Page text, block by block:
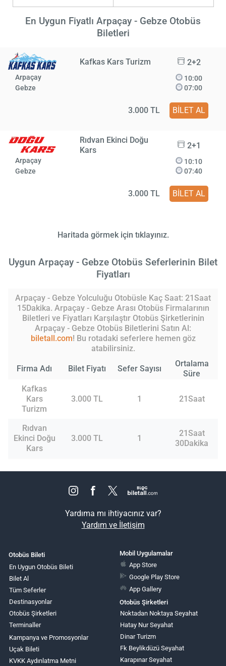
En Uygun Fiyatlı Arpaçay - Gebze Otobüs
Biletleri
Kafkas Kars Turizm 2+2
Arpaçay
Gebze
10:00
07:00
3.000 TL BİLET AL
Rıdvan Ekinci Doğu
Kars
2+1
Arpaçay
Gebze
10:10
07:40
3.000 TL BİLET AL
Haritada görmek için tıklayınız.
Uygun Arpaçay - Gebze Otobüs Seferlerinin Bilet
Fiyatları
Arpaçay - Gebze Yolculuğu Otobüsle Kaç Saat: 21Saat
15Dakika. Arpaçay - Gebze Arası Otobüs Firmalarının
Biletleri ve Fiyatları Karşılaştır Otobüs Şirketlerinin
Arpaçay - Gebze Otobüs Biletlerini Satın Al:
biletall.com! Bu rotadaki seferlere hemen göz
atabilirsiniz.
Firma Adı Bilet Fiyatı Sefer Sayısı
Ortalama
Süre
Kafkas
Kars
Turizm
3.000 TL 1 21Saat
Rıdvan
Ekinci Doğu
Kars
3.000 TL 1
21Saat
30Dakika
Yardıma mı ihtiyacınız var?
Yardım ve İletişim
Otobüs Bileti
En Uygun Otobüs Bileti
Bilet Al
Tüm Seferler
Destinasyonlar
Otobüs Şirketleri
Terminaller
Kampanya ve Promosyonlar
Uçak Bileti
KVKK Aydınlatma Metni
Mobil Uygulamalar
App Store
Google Play Store
App Gallery
Otobüs Şirketleri
Noktadan Noktaya Seyahat
Hatay Nur Seyahat
Dinar Turizm
Fk Beylikdüzü Seyahat
Karapınar Seyahat